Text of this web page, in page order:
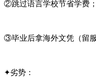
②跳过语言学校节省学费；
③毕业后拿海外文凭（留服
✦劣势：